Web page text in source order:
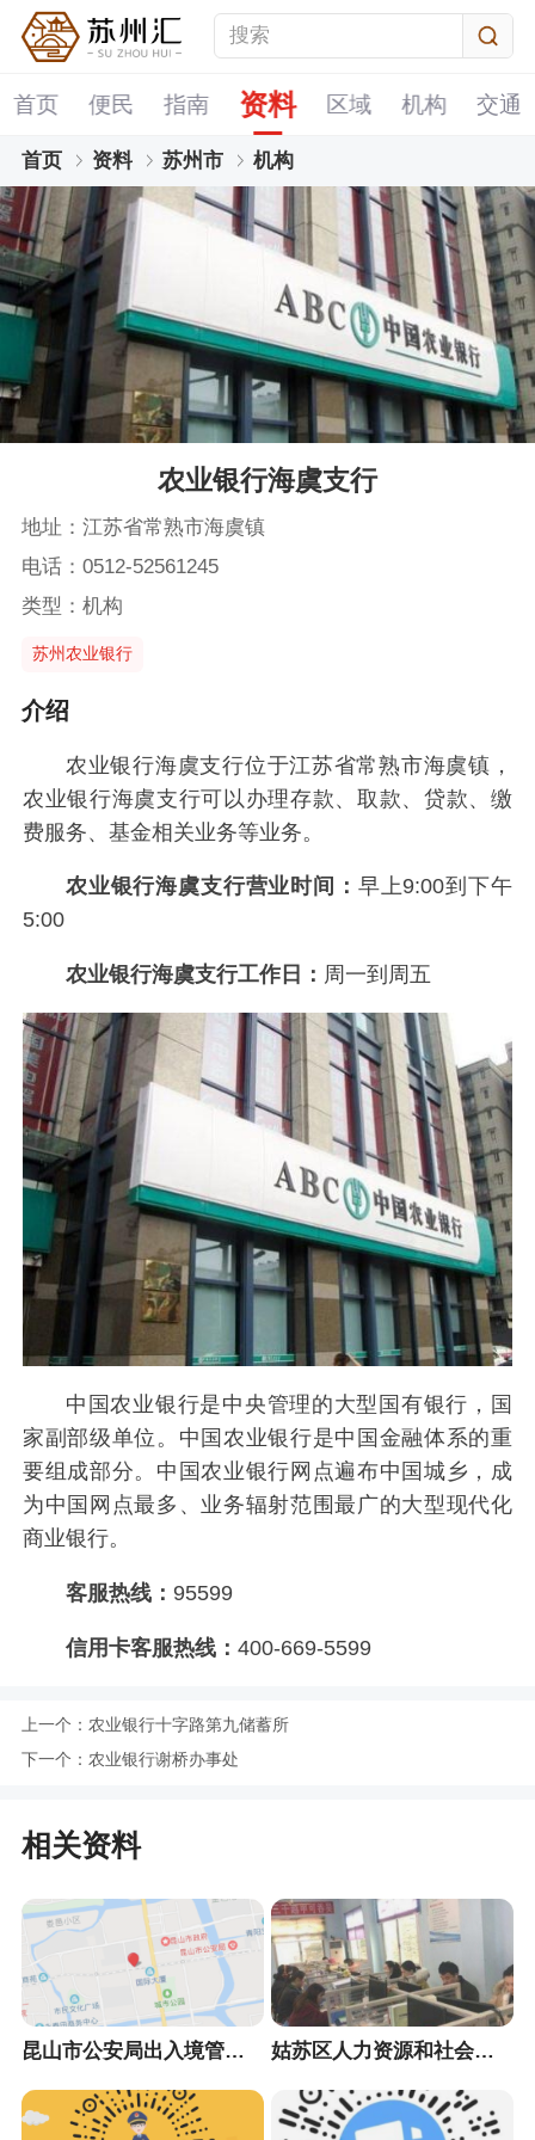
首页 便民 指南 资料 区域 机构 交通
首页 资料 苏州市 机构
农业银行海虞支行
地址：江苏省常熟市海虞镇
电话：0512-52561245
类型：机构
苏州农业银行
介绍
农业银行海虞支行位于江苏省常熟市海虞镇，
农业银行海虞支行可以办理存款、取款、贷款、缴
费服务、基金相关业务等业务。
农业银行海虞支行营业时间： 早上9:00到下午
5:00
农业银行海虞支行工作日： 周一到周五
中国农业银行是中央管理的大型国有银行，国
家副部级单位。中国农业银行是中国金融体系的重
要组成部分。中国农业银行网点遍布中国城乡，成
为中国网点最多、业务辐射范围最广的大型现代化
商业银行。
客服热线： 95599
信用卡客服热线： 400-669-5599
上一个： 农业银行十字路第九储蓄所
下一个： 农业银行谢桥办事处
相关资料
昆山市公安局出入境管理大队 姑苏区人力资源和社会保障局